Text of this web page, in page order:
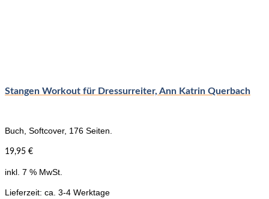
Stangen Workout für Dressurreiter, Ann Katrin Querbach
Buch, Softcover, 176 Seiten.
19,95 €
inkl. 7 % MwSt.
Lieferzeit: ca. 3-4 Werktage